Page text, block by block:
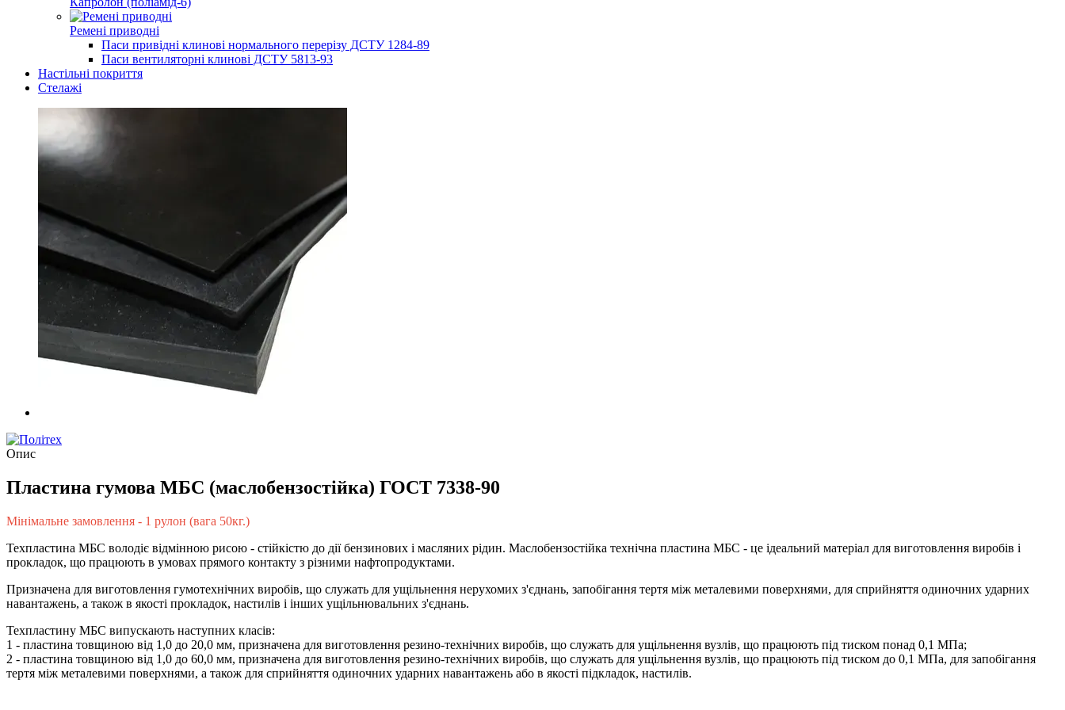
Ремені приводні
Паси привідні клинові нормального перерізу ДСТУ 1284-89
Паси вентиляторні клинові ДСТУ 5813-93
Настільні покриття
Стелажі
Опис
Пластина гумова МБС (маслобензостійка) ГОСТ 7338-90
Мінімальне замовлення - 1 рулон (вага 50кг.)
Техпластина МБС володіє відмінною рисою - стійкістю до дії бензинових і масляних рідин. Маслобензостійка технічна пластина МБС - це ідеальний матеріал для виготовлення виробів і
прокладок, що працюють в умовах прямого контакту з різними нафтопродуктами.
Призначена для виготовлення гумотехнічних виробів, що служать для ущільнення нерухомих з'єднань, запобігання тертя між металевими поверхнями, для сприйняття одиночних ударних
навантажень, а також в якості прокладок, настилів і інших ущільнювальних з'єднань.
Техпластину МБС випускають наступних класів:
1 - пластина товщиною від 1,0 до 20,0 мм, призначена для виготовлення резино-технічних виробів, що служать для ущільнення вузлів, що працюють під тиском понад 0,1 МПа;
2 - пластина товщиною від 1,0 до 60,0 мм, призначена для виготовлення резино-технічних виробів, що служать для ущільнення вузлів, що працюють під тиском до 0,1 МПа, для запобігання
тертя між металевими поверхнями, а також для сприйняття одиночних ударних навантажень або в якості підкладок, настилів.